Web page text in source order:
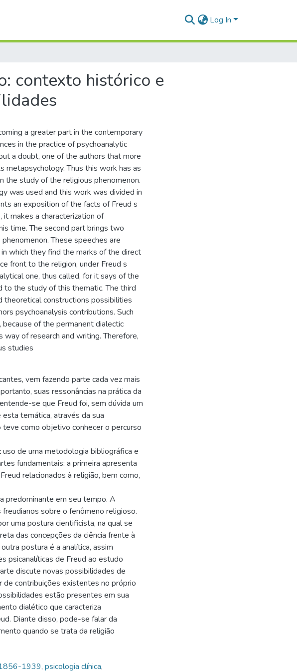
Log In
contexto histórico e
a greater part in the contemporary
in the practice of psychoanalytic
a doubt, one of the authors that more
metapsychology. Thus this work has as
the study of the religious phenomenon.
was used and this work was divided in
an exposition of the facts of Freud s
makes a characterization of
time. The second part brings two
These speeches are
which they find the marks of the direct
front to the religion, under Freud s
one, thus called, for it says of the
to the study of this thematic. The third
theoretical constructions possibilities
psychoanalysis contributions. Such
of the permanent dialectic
of research and writing. Therefore,
studies
vem fazendo parte cada vez mais
suas ressonâncias na prática da
se que Freud foi, sem dúvida um
temática, através da sua
como objetivo conhecer o percurso
de uma metodologia bibliográfica e
fundamentais: a primeira apresenta
relacionados à religião, bem como,
predominante em seu tempo. A
sobre o fenômeno religioso.
uma postura cientificista, na qual se
das concepções da ciência frente à
postura é a analítica, assim
psicanalíticas de Freud ao estudo
discute novas possibilidades de
contribuições existentes no próprio
estão presentes em sua
dialético que caracteriza
Diante disso, pode-se falar da
quando se trata da religião
1939, psicologia clínica,